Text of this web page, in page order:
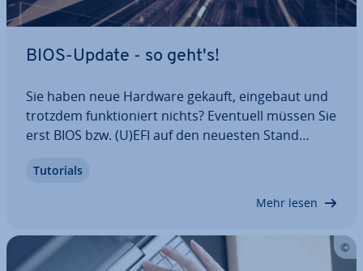
BIOS-Update - so geht's!
Sie haben neue Hardware gekauft, eingebaut und
trotzdem funk­tio­niert nichts? Eventuell müssen Sie
erst BIOS bzw. (U)EFI auf den neuesten Stand
sys­tems liegt, kann die Ak­tua­li­sie­rung al­ler­dings
Tutorials
Mehr lesen